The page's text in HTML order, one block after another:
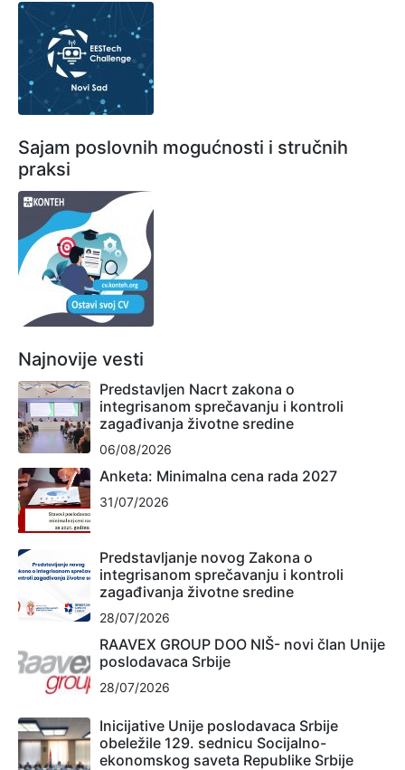
Sajam poslovnih mogućnosti i stručnih
praksi
Najnovije vesti
Predstavljen Nacrt zakona o
integrisanom sprečavanju i kontroli
zagađivanja životne sredine
06/08/2026
Anketa: Minimalna cena rada 2027
31/07/2026
Predstavljanje novog Zakona o
integrisanom sprečavanju i kontroli
zagađivanja životne sredine
28/07/2026
RAAVEX GROUP DOO NIŠ- novi član Unije
poslodavaca Srbije
28/07/2026
Inicijative Unije poslodavaca Srbije
obeležile 129. sednicu Socijalno-
ekonomskog saveta Republike Srbije